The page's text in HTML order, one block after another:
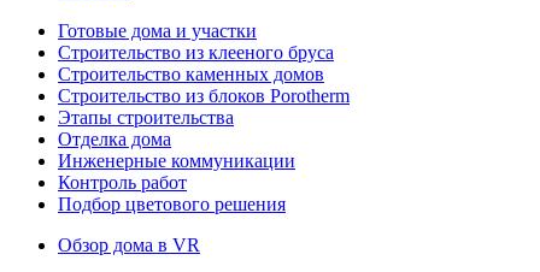
Готовые дома и участки
Строительство из клееного бруса
Строительство каменных домов
Строительство из блоков Porotherm
Этапы строительства
Отделка дома
Инженерные коммуникации
Контроль работ
Подбор цветового решения
Обзор дома в VR